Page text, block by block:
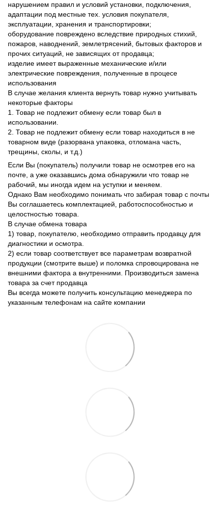
нарушением правил и условий установки, подключения,
адаптации под местные тех. условия покупателя,
эксплуатации, хранения и транспортировки;
оборудование повреждено вследствие природных стихий,
пожаров, наводнений, землетрясений, бытовых факторов и
прочих ситуаций, не зависящих от продавца;
изделие имеет выраженные механические и/или
электрические повреждения, полученные в процесе
использования
В случае желания клиента вернуть товар нужно учитывать
некоторые факторы
1. Товар не подлежит обмену если товар был в
использовании.
2. Товар не подлежит обмену если товар находиться в не
товарном виде (разорвана упаковка, отломана часть,
трещины, сколы, и т.д.)
Если Вы (покупатель) получили товар не осмотрев его на
почте, а уже оказавшись дома обнаружили что товар не
рабочий, мы иногда идем на уступки и меняем.
Однако Вам необходимо понимать что забирая товар с почты
Вы соглашаетесь комплектацией, работоспособностью и
целостностью товара.
В случае обмена товара
1) товар, покупателю, необходимо отправить продавцу для
диагностики и осмотра.
2) если товар соответствует все параметрам возвратной
продукции (смотрите выше) и поломка спровоцирована не
внешними фактора а внутренними. Производиться замена
товара за счет продавца
Вы всегда можете получить консультацию менеджера по
указанным телефонам на сайте компании